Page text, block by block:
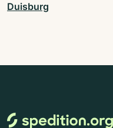
Duisburg